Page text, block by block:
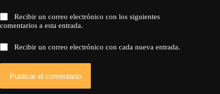
Recibir un correo electrónico con los siguientes
comentarios a esta entrada.
Recibir un correo electrónico con cada nueva entrada.
Publicar el comentario